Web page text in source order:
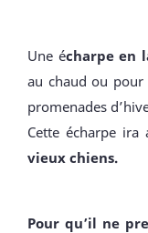
Une écharpe en
au chaud ou
promenades
Cette écharpe ira
vieux chiens.
Pour qu’il ne